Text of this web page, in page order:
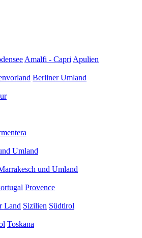
Amalfi - Capri Apulien
Berliner Umland
Umland
und Umland
Provence
Land Sizilien Südtirol
Toskana